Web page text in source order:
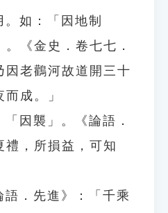
如：「因地制
《金史．卷七七．
因老鸛河故道開三十
成。」
因襲」。《論語．
禮，所損益，可知
．先進》：「千乘